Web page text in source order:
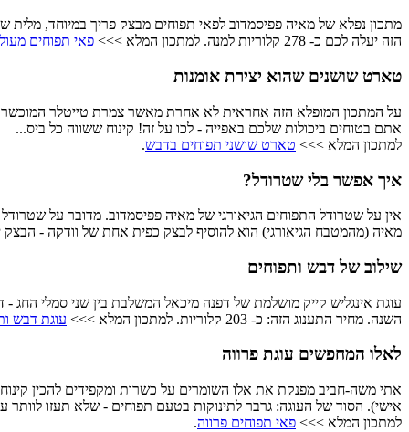
מתכון נפלא של מאיה פפיסמדוב לפאי תפוחים מבצק פריך במיוחד, מלית
הזה יעלה לכם כ- 278 קלוריות למנה. למתכון המלא >>>
פאי תפוחים
טארט שושנים שהוא יצירת אומנות
על המתכון המופלא הזה אחראית לא אחרת מאשר צמרת טייטלר
אתם בטוחים ביכולות שלכם באפייה - לכו על זה! קינוח ששווה כל ביס...
למתכון המלא >>> טארט שושני תפוחים בדבש.
איך אפשר בלי שטרודל?
מאיה (מהמטבח הגיאורגי) הוא להוסיף לבצק כפית אחת של וודקה -
שילוב של דבש ותפוחים
עוגת אינגליש קייק מושלמת של דפנה מיכאל המשלבת בין שני סמלי החג -
השנה. מחיר התענוג הזה: כ- 203 קלוריות. למתכון המלא >>>
עוגת דבש
לאלו המחפשים עוגת פרווה
אתי משה-חביב מפנקת את אלו השומרים על כשרות ומקפידים להכין קינוחי
אישי). הסוד של העוגה: גרבר לתינוקות בטעם תפוחים - שלא תעזו לוותר
למתכון המלא >>> פאי תפוחים פרווה.